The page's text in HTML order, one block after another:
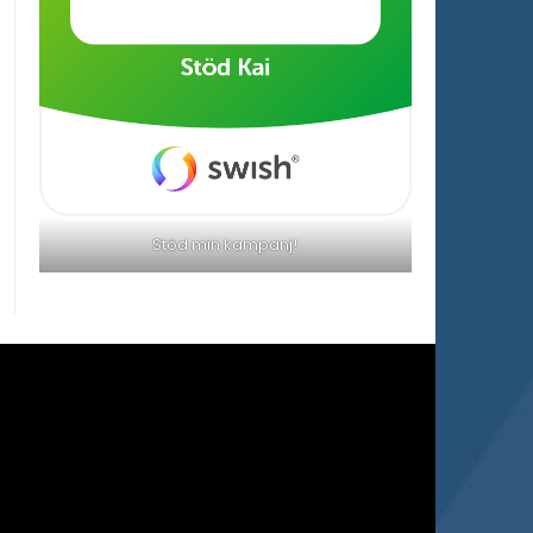
Stöd min kampanj!